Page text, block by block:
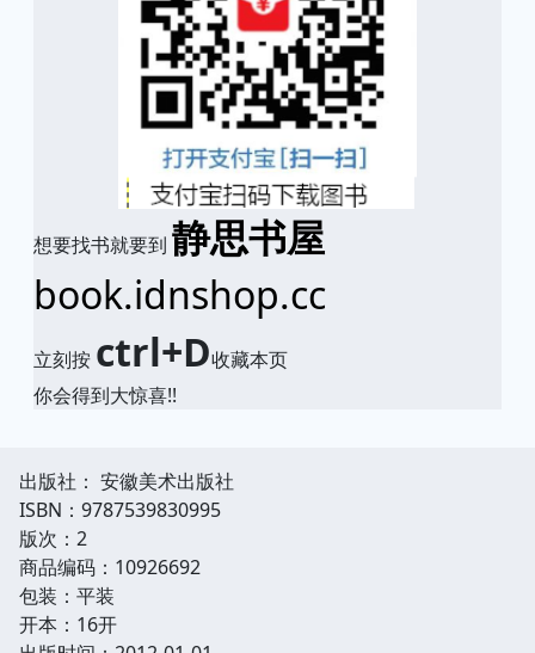
想要找书就要到 静思书屋
book.idnshop.cc
立刻按 ctrl+D收藏本页
你会得到大惊喜!!
出版社： 安徽美术出版社
ISBN：9787539830995
版次：2
商品编码：10926692
包装：平装
开本：16开